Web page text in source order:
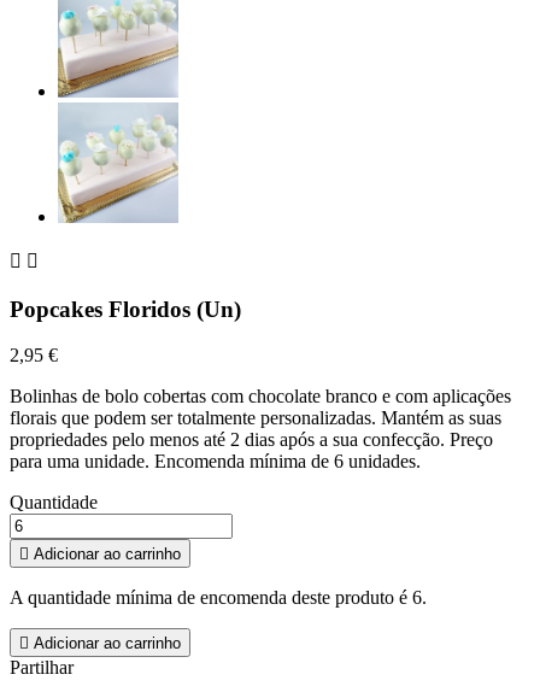
 
Popcakes Floridos (Un)
2,95 €
Bolinhas de bolo cobertas com chocolate branco e com aplicações
florais que podem ser totalmente personalizadas. Mantém as suas
propriedades pelo menos até 2 dias após a sua confecção. Preço
para uma unidade. Encomenda mínima de 6 unidades.
Quantidade
 Adicionar ao carrinho
A quantidade mínima de encomenda deste produto é 6.
 Adicionar ao carrinho
Partilhar